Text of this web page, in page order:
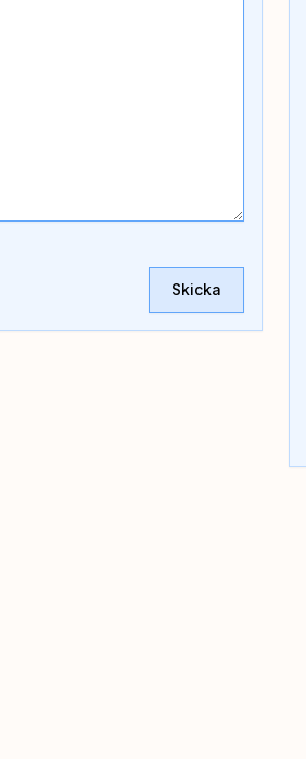
Skicka